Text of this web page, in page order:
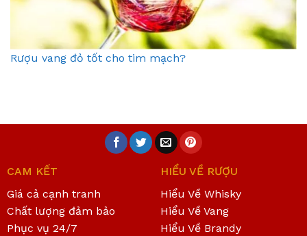
Rượu vang đỏ tốt cho tim mạch?
CAM KẾT
Giá cả cạnh tranh
Chất lượng đảm bảo
Phục vụ 24/7
HIỂU VỀ RƯỢU
Hiểu Về Whisky
Hiểu Về Vang
Hiểu Về Brandy